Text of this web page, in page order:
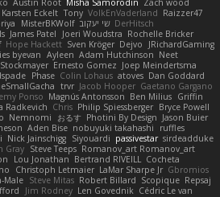
Austin Root Misha Samorodin Zach wood
Karsten Eckelt Tony VolkEnVaderland Raizzer47
MisterBKWolf שי יעקוב DerHitsch
James Patel Joeri Woudstra Rochelle Bricker
Hope Hackett Sven Kröger Dejvo
JRichardGaming
byevan Ayleen Adam Hutchinson Neet
Ernesto Gomez Joep Meindertsma
Phase Colin Lohaus atoves Dan Goddard
trvr Jacob Hooper Gaetano Gargano
Ponso Magnús Antonsson Ben Milius Griffin
Radkevich Chris Philip Spiessberger Bryce Powell
Nemnomi おるす Photini By Design Jason Buier
Aden Bise nobuyuki takahashi
ruffles
Nick Jainschigg Siyouardi passivestar sirdeadduke
Gray Steve Teeps Romanov_art Romanov_art
Lou Jonathan Bertrand RIVEILL Cocheta
Christoph Letmaier LaMar Sharpe Jr Gbromios
Male Steve Mitas Robert Billard Scopique Repsaj
Jim Rodney Len Govednik Cédric Le van